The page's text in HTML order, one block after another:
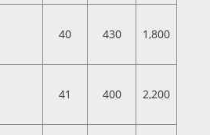
40 430 1,800
41 400 2,200